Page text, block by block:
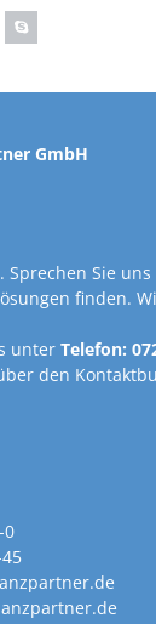
GmbH
Sprechen Sie
finden.
unter Telefon:
den
0